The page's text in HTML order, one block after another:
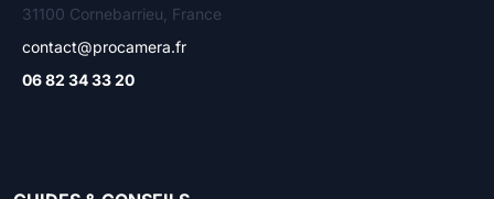
31100 Cornebarrieu, France
contact@procamera.fr
06 82 34 33 20